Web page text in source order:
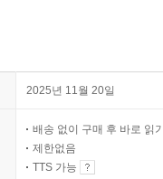
2025년 11월 20일
배송 없이 구매 후 바로 읽기
제한없음
TTS 가능